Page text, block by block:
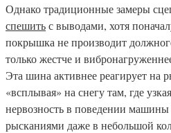
Однако традиционные замеры
спешитьс выводами, хотя
покрышка не производит
только жестче и
Эта шина активнее реагирует на
«всплывая» на снегу там, где
нервозность в поведении машины
рысканиями даже в небольшой